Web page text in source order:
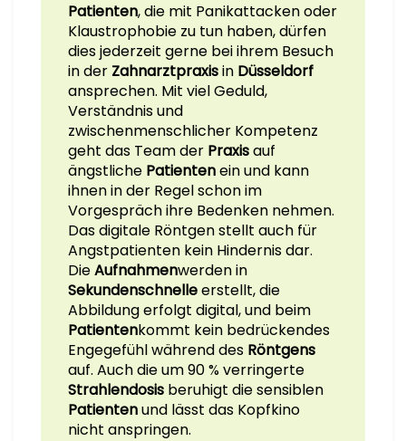
Patienten, die mit Panikattacken oder
Klaustrophobie zu tun haben, dürfen
dies jederzeit gerne bei ihrem Besuch
in der Zahnarztpraxisin Düsseldorf
ansprechen. Mit viel Geduld,
Verständnis und
zwischenmenschlicher Kompetenz
geht das Team der Praxisauf
ängstliche Patientenein und kann
ihnen in der Regel schon im
Vorgespräch ihre Bedenken nehmen.
Das digitale Röntgen stellt auch für
Angstpatienten kein Hindernis dar.
DieAufnahmenwerden in
Sekundenschnelleerstellt, die
Abbildung erfolgt digital, und beim
Patientenkommt kein bedrückendes
Engegefühl während des Röntgens
auf. Auch die um 90 % verringerte
Strahlendosis beruhigt die sensiblen
Patientenund lässt das Kopfkino
nicht anspringen.